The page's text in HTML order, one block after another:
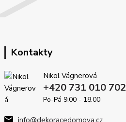
Kontakty
Nikol Vágnerová
+420 731 010 702
Po-Pá 9.00 - 18.00